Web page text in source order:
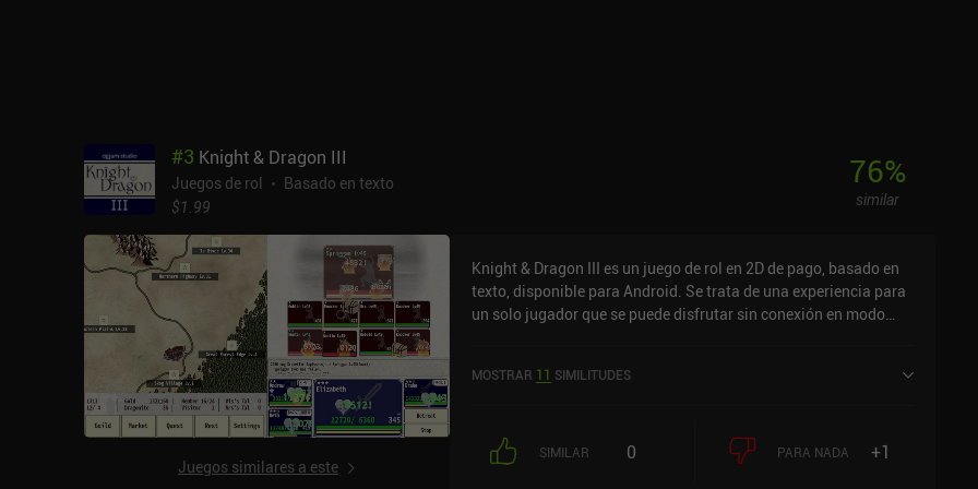
#3 Knight & Dragon III
Juegos de rol
Basado en texto
$1.99
76%
similar
Juegos similares a este
Knight & Dragon III es un juego de rol en 2D de pago, basado en
texto, disponible para Android. Se trata de una experiencia para
un solo jugador que se puede disfrutar sin conexión en modo
Google Play.
MOSTRAR 11 SIMILITUDES
SIMILAR 0 PARA NADA +1